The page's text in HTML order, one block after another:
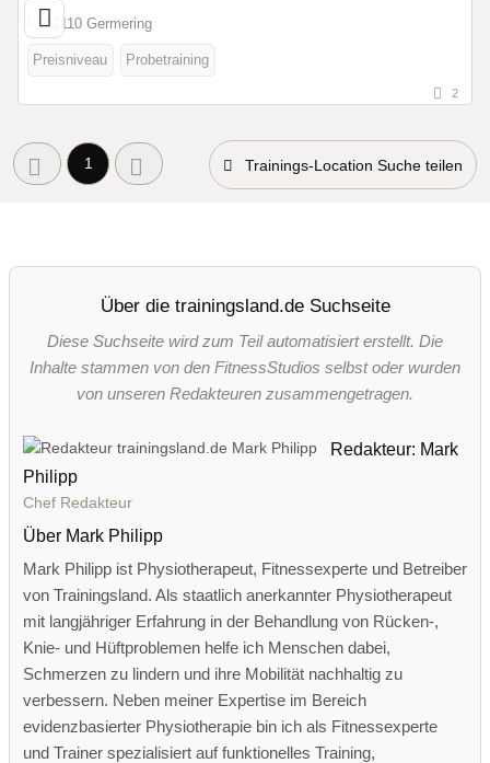
82110 Germering
Preisniveau Probetraining
2
1 Trainings-Location Suche teilen
Über die trainingsland.de Suchseite
Diese Suchseite wird zum Teil automatisiert erstellt. Die
Inhalte stammen von den FitnessStudios selbst oder wurden
von unseren Redakteuren zusammengetragen.
Redakteur: Mark
Philipp
Chef Redakteur
Über Mark Philipp
Mark Philipp ist Physiotherapeut, Fitnessexperte und Betreiber
von Trainingsland. Als staatlich anerkannter Physiotherapeut
mit langjähriger Erfahrung in der Behandlung von Rücken-,
Knie- und Hüftproblemen helfe ich Menschen dabei,
Schmerzen zu lindern und ihre Mobilität nachhaltig zu
verbessern. Neben meiner Expertise im Bereich
evidenzbasierter Physiotherapie bin ich als Fitnessexperte
und Trainer spezialisiert auf funktionelles Training,